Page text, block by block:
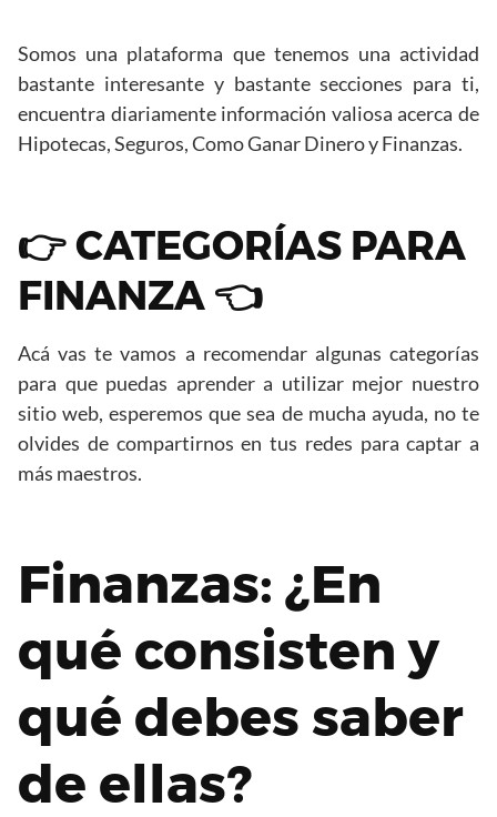
Somos una plataforma que tenemos una actividad
bastante interesante y bastante secciones para ti,
encuentra diariamente información valiosa acerca de
Hipotecas, Seguros, Como Ganar Dinero y Finanzas.
👉 CATEGORÍAS PARA
FINANZA 👈
Acá vas te vamos a recomendar algunas categorías
para que puedas aprender a utilizar mejor nuestro
sitio web, esperemos que sea de mucha ayuda, no te
olvides de compartirnos en tus redes para captar a
más maestros.
Finanzas: ¿En
qué consisten y
qué debes saber
de ellas?